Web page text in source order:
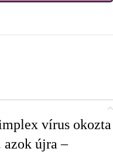
vírus okozta
azok újra –